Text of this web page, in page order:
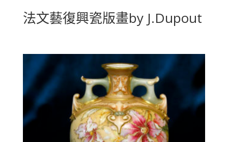
法文藝復興瓷版畫by J.Dupout